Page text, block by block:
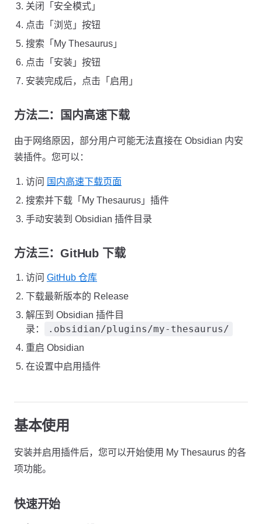
关闭「安全模式」
点击「浏览」按钮
搜索「My Thesaurus」
点击「安装」按钮
安装完成后，点击「启用」
方法二：国内高速下载
由于网络原因，部分用户可能无法直接在 Obsidian 内安
装插件。您可以：
访问 国内高速下载页面
搜索并下载「My Thesaurus」插件
手动安装到 Obsidian 插件目录
方法三：GitHub 下载
访问 GitHub 仓库
下载最新版本的 Release
解压到 Obsidian 插件目
录：
.obsidian/plugins/my-thesaurus/
重启 Obsidian
在设置中启用插件
基本使用
安装并启用插件后，您可以开始使用 My Thesaurus 的各
项功能。
快速开始